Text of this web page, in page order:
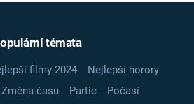
témata
filmy 2024
Nejlepší horory
Změna času Partie
Počasí